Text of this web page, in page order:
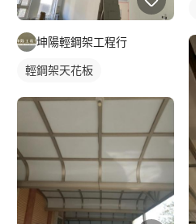
坤陽輕鋼架工程行
輕鋼架天花板